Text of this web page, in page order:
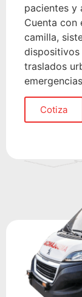
pacientes y
Cuenta con
camilla,
dispositivos
traslados
Cotiza